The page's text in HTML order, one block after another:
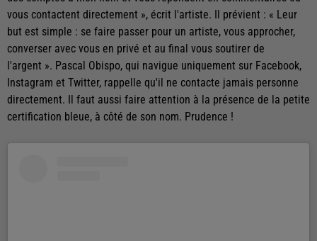
vous contactent directement », écrit l'artiste. Il prévient : « Leur
but est simple : se faire passer pour un artiste, vous approcher,
converser avec vous en privé et au final vous soutirer de
l'argent ». Pascal Obispo, qui navigue uniquement sur Facebook,
Instagram et Twitter, rappelle qu'il ne contacte jamais personne
directement. Il faut aussi faire attention à la présence de la petite
certification bleue, à côté de son nom. Prudence !